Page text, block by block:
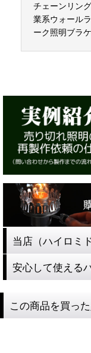
チェーンリン
業系ウォール
ーク照明ブラ
当店（ハイロミ
安心して使える
この商品を買っ